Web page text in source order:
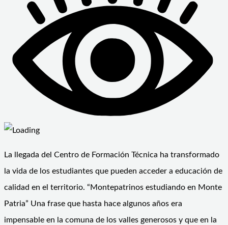
La llegada del Centro de Formación Técnica ha transformado
la vida de los estudiantes que pueden acceder a educación de
calidad en el territorio. “Montepatrinos estudiando en Monte
Patria” Una frase que hasta hace algunos años era
impensable en la comuna de los valles generosos y que en la